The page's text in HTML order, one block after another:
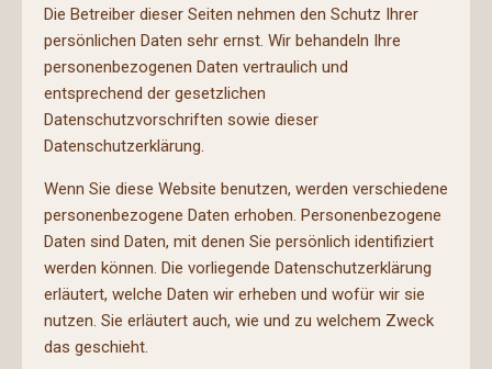
Die Betreiber dieser Seiten nehmen den Schutz Ihrer
persönlichen Daten sehr ernst. Wir behandeln Ihre
personenbezogenen Daten vertraulich und
entsprechend der gesetzlichen
Datenschutzvorschriften sowie dieser
Datenschutzerklärung.
Wenn Sie diese Website benutzen, werden verschiedene
personenbezogene Daten erhoben. Personenbezogene
Daten sind Daten, mit denen Sie persönlich identifiziert
werden können. Die vorliegende Datenschutzerklärung
erläutert, welche Daten wir erheben und wofür wir sie
nutzen. Sie erläutert auch, wie und zu welchem Zweck
das geschieht.